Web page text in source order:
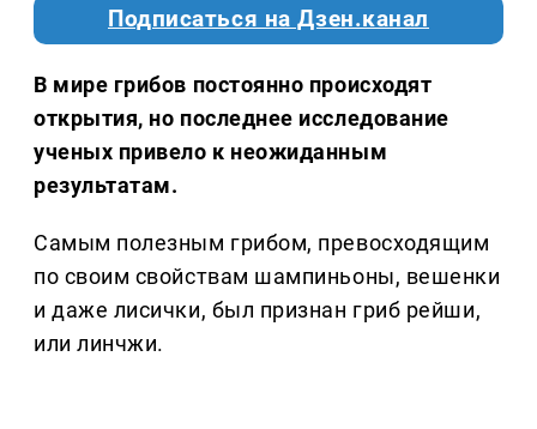
Подписаться на Дзен.канал
В мире грибов постоянно происходят
открытия, но последнее исследование
ученых привело к неожиданным
результатам.
Самым полезным грибом, превосходящим
по своим свойствам шампиньоны, вешенки
и даже лисички, был признан гриб рейши,
или линчжи.